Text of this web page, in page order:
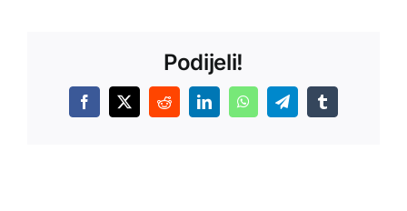
Podijeli!
Facebook
X RedditLinkedInWhatsAppTelegramTumblr